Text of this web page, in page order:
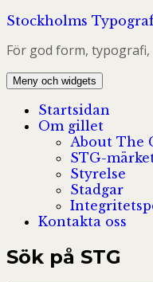
Hoppa
innehåll
Stockholms
För god form,
Meny och widgets
Startsidan
Om gillet
About The
STG-
Styrelse
Stadgar
Kontakta oss
Sök på STG